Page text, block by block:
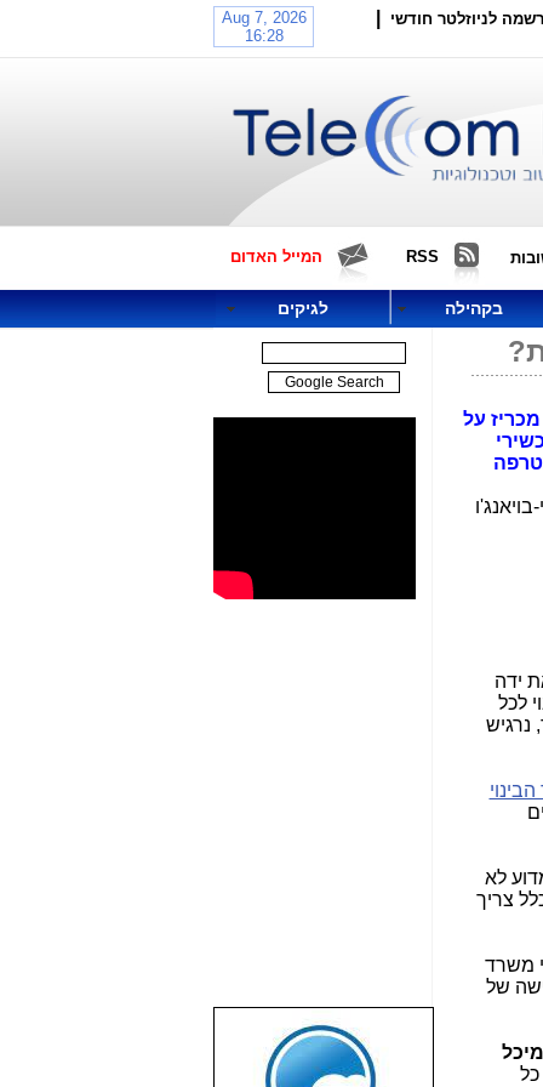
לניוזלטר חודשי
RSS המייל האדום
בקהילה לגיקים
על
ידה
לכל
נרגיש
לא
צריך
משרד
של
מיכל
שבוע טוב לכל
הגולשים באשר
הם!!!